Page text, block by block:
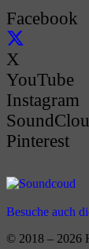
Facebook
X
YouTube
Instagram
Pinterest
Besuche auch
© 2018 – 2026